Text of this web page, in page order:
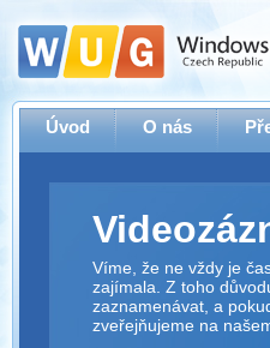
Úvod O nás
Víme, že ne vždy je
zajímala. Z toho
zaznamenávat, a
zveřejňujeme na